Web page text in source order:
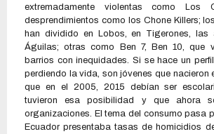
extremadamente violentas como Los
desprendimientos como los Chone Killers;
han dividido en Lobos, en Tigerones, las
Águilas; otras como Ben 7, Ben 10, que
barrios con inequidades. Si se hace un
perdiendo la vida, son jóvenes que nacieron
que en el 2005, 2015 debían ser
tuvieron esa posibilidad y que ahora
organizaciones. El tema del consumo pasa
Ecuador presentaba tasas de homicidios